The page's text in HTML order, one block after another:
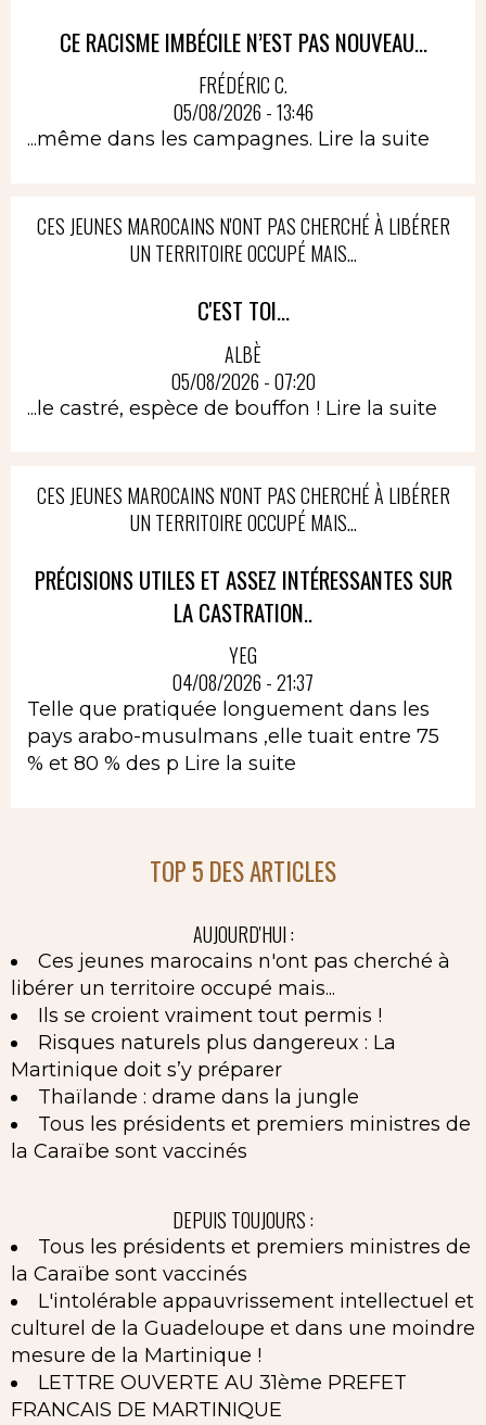
CE RACISME IMBÉCILE N’EST PAS NOUVEAU...
FRÉDÉRIC C.
05/08/2026 - 13:46
...même dans les campagnes. Lire la suite
CES JEUNES MAROCAINS N'ONT PAS CHERCHÉ À LIBÉRER
UN TERRITOIRE OCCUPÉ MAIS...
C'EST TOI...
ALBÈ
05/08/2026 - 07:20
...le castré, espèce de bouffon ! Lire la suite
CES JEUNES MAROCAINS N'ONT PAS CHERCHÉ À LIBÉRER
UN TERRITOIRE OCCUPÉ MAIS...
PRÉCISIONS UTILES ET ASSEZ INTÉRESSANTES SUR
LA CASTRATION..
YEG
04/08/2026 - 21:37
Telle que pratiquée longuement dans les
pays arabo-musulmans ,elle tuait entre 75
% et 80 % des p Lire la suite
TOP 5 DES ARTICLES
AUJOURD'HUI :
Ces jeunes marocains n'ont pas cherché à
libérer un territoire occupé mais...
Ils se croient vraiment tout permis !
Risques naturels plus dangereux : La
Martinique doit s’y préparer
Thaïlande : drame dans la jungle
Tous les présidents et premiers ministres de
la Caraïbe sont vaccinés
DEPUIS TOUJOURS :
Tous les présidents et premiers ministres de
la Caraïbe sont vaccinés
L'intolérable appauvrissement intellectuel et
culturel de la Guadeloupe et dans une moindre
mesure de la Martinique !
LETTRE OUVERTE AU 31ème PREFET
FRANCAIS DE MARTINIQUE